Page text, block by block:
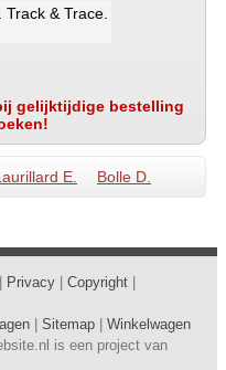
& Trace.
gelijktijdige bestelling
E. Bolle D.
Privacy Copyright
Sitemap
Winkelwagen
is een project van